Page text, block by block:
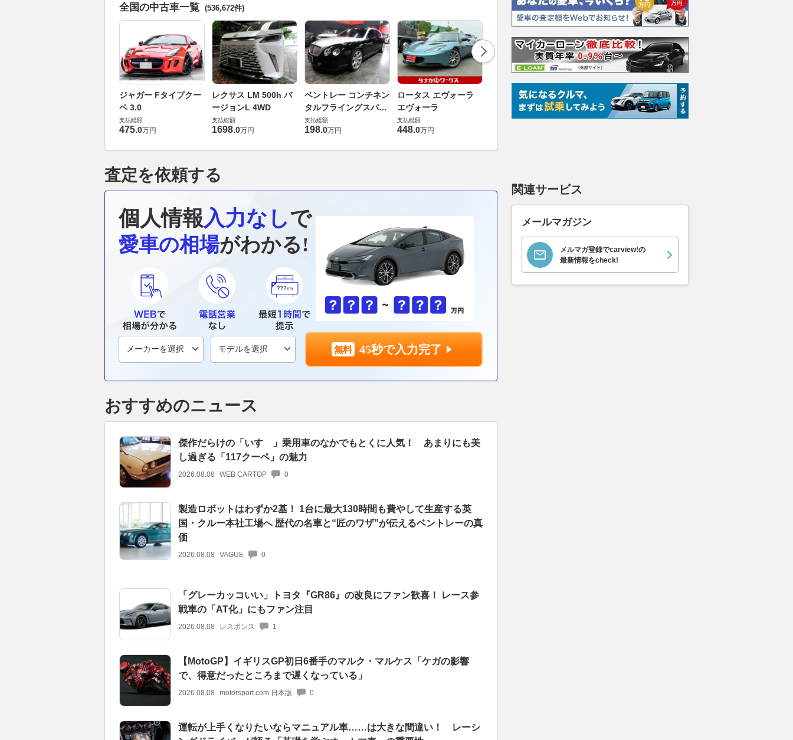
全国の中古車一覧 (536,672件)
ジャガー Fタイプクー
ペ 3.0
支払総額
475.0万円
レクサス LM 500h バ
ージョンL 4WD
支払総額
1698.0万円
ベントレー コンチネン
タルフライングスパー
6.0 4WD
支払総額
198.0万円
ロータス エヴォーラ
エヴォーラ
支払総額
448.0万円
ダイハツ ムーヴキャン
バス 660 ストライプス
アストンマーティン
V8 ヴァンテージ スポ
ーツシフト
ホンダ NSX 3.0
支払総額
898
査定を依頼する
個人情報入力なしで
愛車の相場がわかる!
45秒で入力完了
おすすめのニュース
傑作だらけの「いすゞ」乗用車のなかでもとくに人気！ あまりにも美
し過ぎる「117クーペ」の魅力
2026.08.08 WEB CARTOP 0
製造ロボットはわずか2基！ 1台に最大130時間も費やして生産する英
国・クルー本社工場へ 歴代の名車と“匠のワザ”が伝えるベントレーの真
価
2026.08.08 VAGUE 0
「グレーカッコいい」トヨタ『GR86』の改良にファン歓喜！ レース参
戦車の「AT化」にもファン注目
2026.08.08 レスポンス 1
【MotoGP】イギリスGP初日6番手のマルク・マルケス「ケガの影響
で、得意だったところまで遅くなっている」
2026.08.08 motorsport.com 日本版 0
運転が上手くなりたいならマニュアル車……は大きな間違い！ レーシ
関連サービス
メールマガジン
メルマガ登録でcarview!の
最新情報をcheck!